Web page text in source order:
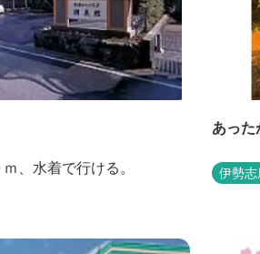
、水着で行ける。
あっ
伊勢